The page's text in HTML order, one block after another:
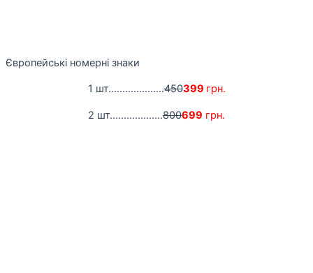
Європейські номерні знаки
1 шт....................450399 грн.
2 шт...................800699 грн.